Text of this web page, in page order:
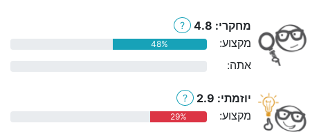
מחקרי: 4.8 ?
מקצוע: 48%
אתה:
יוזמתי: 2.9 ?
מקצוע: 29%